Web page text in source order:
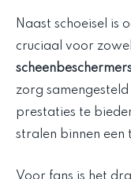
Naast schoeisel is
cruciaal voor
zorg
prestaties te
stralen binnen een